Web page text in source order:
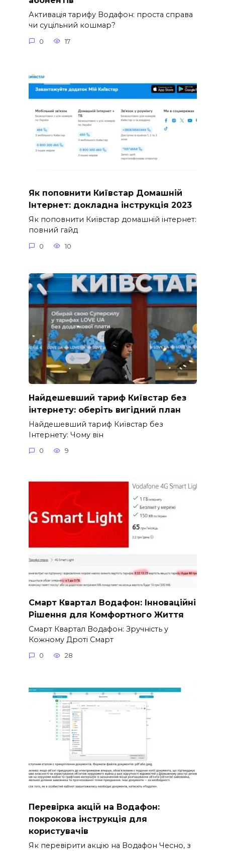
Активація тарифу Водафон: проста справа
чи суцільний кошмар?
0 17
Як поповнити Київстар Домашній
Інтернет: докладна інструкція 2023
Як поповнити Київстар домашній інтернет:
повний гайд
0 10
Найдешевший тариф Київстар без
інтернету: оберіть вигідний план
Найдешевший тариф Київстар без
Інтернету: Чому він
0 9
Смарт Квартал Водафон: Інноваційні
Рішення для Комфортного Життя
Смарт Квартал Водафон: Зручність у
Кожному Дроті Смарт
0 28
Перевірка акцій на Водафон:
покрокова інструкція для
користувачів
Як перевірити акцію на Водафон Чесно, з